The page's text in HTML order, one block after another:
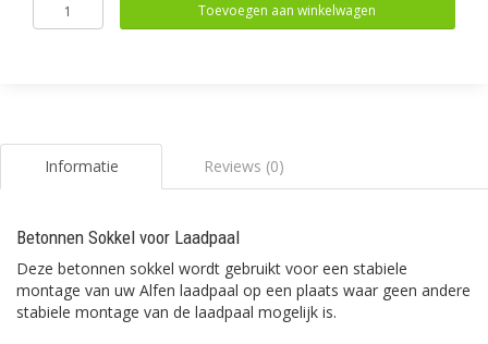
Toevoegen aan winkelwagen
Informatie Reviews (0)
Betonnen Sokkel voor Laadpaal
Deze betonnen sokkel wordt gebruikt voor een stabiele
montage van uw Alfen laadpaal op een plaats waar geen andere
stabiele montage van de laadpaal mogelijk is.